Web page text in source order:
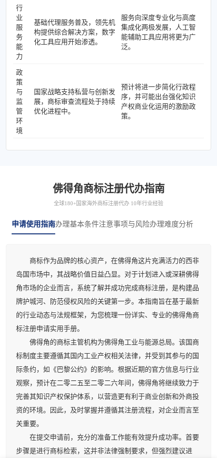
行
业
服
务
能
力
基础代理服务普及，领先机
构提供综合解决方案，数字
化工具应用开始渗透。
服务向深度专业化与高度
集成化两极发展，人工智
能辅助工具应用将更为广
泛。
政
策
与
监
管
环
境
国家战略支持私营与创新发
展，商标审查流程处于持续
优化进程中。
预计将进一步简化行政程
序，并可能出台强化知识
产权商业化运用的激励政
策。
佛得角商标注册代办指南
全球180+国家海外商标注册代办 10年行业经验
申请使用指南办理基本条件注意事项与风险办理难度分析
商标作为品牌的核心资产，在佛得角这片充满活力的西非
岛国市场中，其战略价值日益凸显。对于计划进入或深耕佛得
角市场的企业而言，系统了解并成功完成商标注册，是构建品
牌护城河、防范侵权风险的关键第一步。本指南旨在基于最新
的行业动态与法规框架，为您梳理一份详实、专业的佛得角商
标注册申请实用手册。
佛得角的商标主管机构为佛得角工业与能源总局。该国商
标制度主要遵循其国内工业产权相关法律，并受到其参与的国
际条约，如《巴黎公约》的影响。根据近期的官方信息与行业
观察，预计在二零二五至二零二六年间，佛得角将继续致力于
完善其知识产权保护体系，以营造更有利于商业创新和外商投
资的环境。因此，及时掌握并遵循其注册流程，对企业而言至
关重要。
在提交申请前，充分的准备工作能有效提升成功率。首要
步骤是进行商标检索，这并非法律强制要求，但强烈建议进